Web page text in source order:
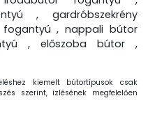
, gardróbszekrény
fogantyú , nappali bútor
, előszoba bútor ,
kiemelt bútortípusok csak
szerint, ízlésének megfelelően